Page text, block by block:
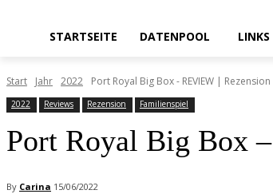
STARTSEITE DATENPOOL LINKS
Start Jahr 2022 Port Royal Big Box - REVIEW |
2022 Reviews Rezension Familienspiel
Port Royal Big Box
By Carina 15/06/2022